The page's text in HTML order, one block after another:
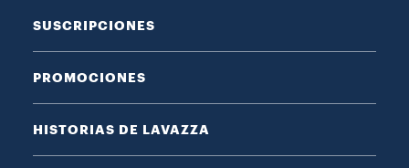
SUSCRIPCIONES
PROMOCIONES
HISTORIAS DE LAVAZZA